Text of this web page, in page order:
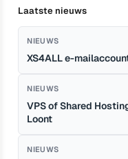
Laatste nieuws
NIEUWS
XS4ALL e-
NIEUWS
VPS of Shared
Loont
NIEUWS